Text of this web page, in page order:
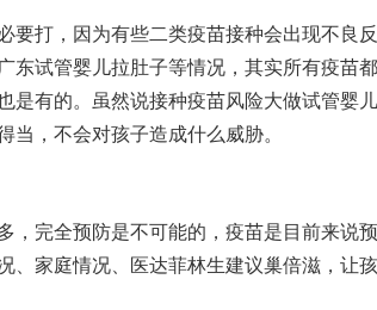
要打，因为有些二类疫苗接种会出现不良
广东试管婴儿拉肚子等情况，其实所有疫苗
是有的。虽然说接种疫苗风险大做试管婴
当，不会对孩子造成什么威胁。
，完全预防是不可能的，疫苗是目前来说
、家庭情况、医达菲林生建议巢倍滋 ，让